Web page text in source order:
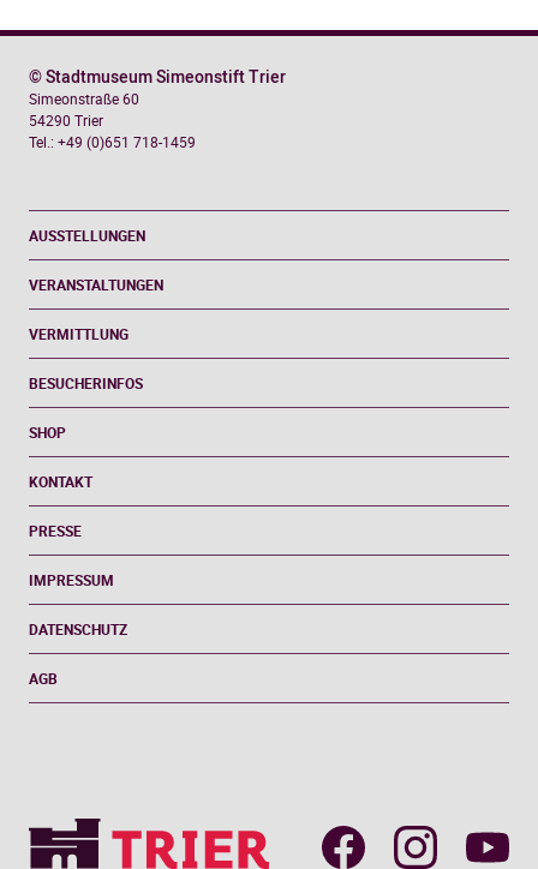
AUSSTELLUNGEN
VERANSTALTUNGEN
VERMITTLUNG
BESUCHERINFOS
SHOP
KONTAKT
PRESSE
IMPRESSUM
DATENSCHUTZ
AGB
© Stadtmuseum Simeonstift Trier
Simeonstraße 60
54290 Trier
Tel.: +49 (0)651 718-1459